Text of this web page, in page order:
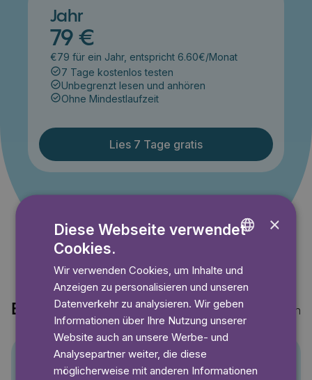
Jahr
79 €
€79 für ein Jahr, entspricht 6.60€/Monat
7 Tage kostenlos testen
Unbegrenzt lesen und anhören
Ohne Mindestlaufzeit
Lies 7 Tage gratis
Entdecke auch Mehr anzeigen
GERMAN
×
Diese Webseite verwendet
Cookies.
Wir verwenden Cookies, um Inhalte und
Anzeigen zu personalisieren und unseren
Datenverkehr zu analysieren. Wir geben
Informationen über Ihre Nutzung unserer
Website auch an unsere Werbe- und
Analysepartner weiter, die diese
möglicherweise mit anderen Informationen